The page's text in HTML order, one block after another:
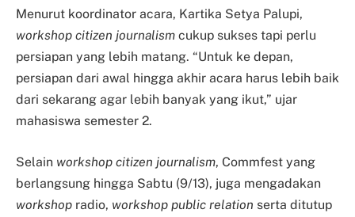
Menurut koordinator acara, Kartika Setya Palupi,
workshop citizen journalism cukup sukses tapi perlu
persiapan yang lebih matang. “Untuk ke depan,
persiapan dari awal hingga akhir acara harus lebih baik
dari sekarang agar lebih banyak yang ikut,” ujar
mahasiswa semester 2.
Selain workshop citizen journalism, Commfest yang
berlangsung hingga Sabtu (9/13), juga mengadakan
workshop radio, workshop public relation serta ditutup